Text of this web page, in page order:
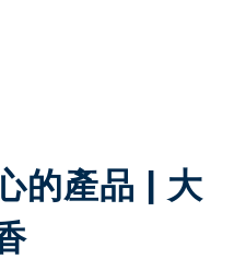
值
怕用到眼睛不舒
物🤍的產品 | 大